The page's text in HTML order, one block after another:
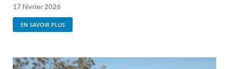
17 février 2026
EN SAVOIR PLUS